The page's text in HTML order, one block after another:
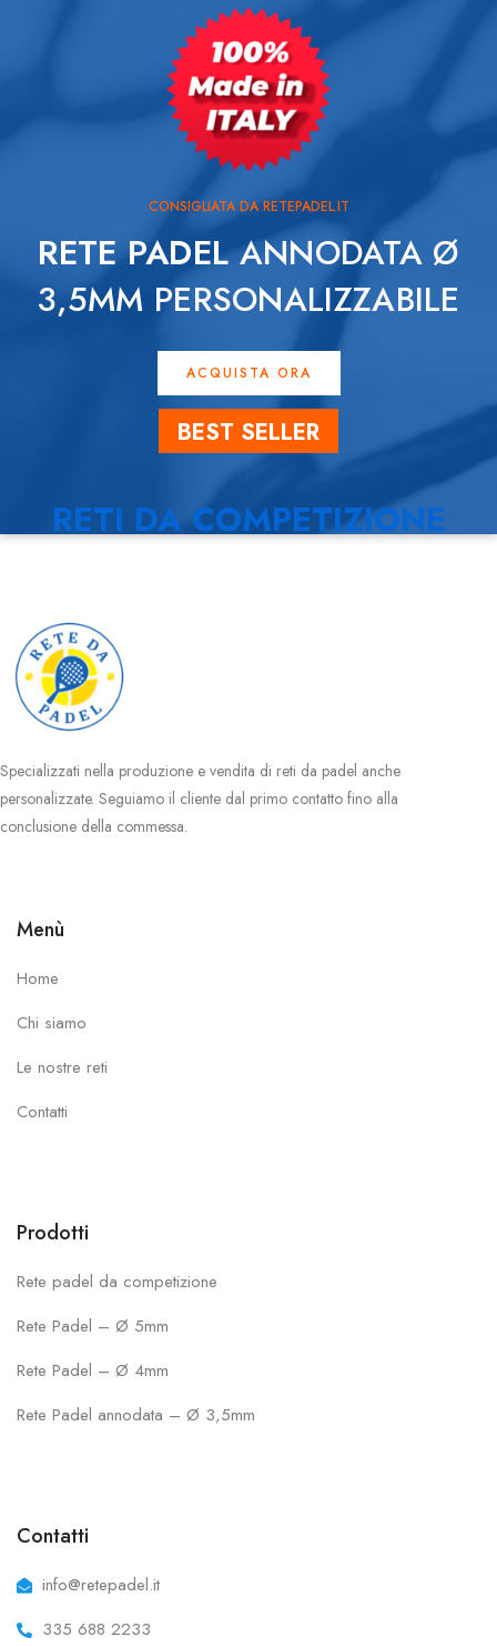
CONSIGLIATA DA RETEPADEL.IT
RETE PADELANNODATA Ø
3,5MM PERSONALIZZABILE
ACQUISTA ORA
BEST SELLER
RETI DA COMPETIZIONE
Specializzati nella produzione e vendita di reti da padel anche
personalizzate. Seguiamo il cliente dal primo contatto fino alla
conclusione della commessa.
Menù
Home
Chi siamo
Le nostre reti
Contatti
Prodotti
Rete padel da competizione
Rete Padel – Ø 5mm
Rete Padel – Ø 4mm
Rete Padel annodata – Ø 3,5mm
Contatti
info@retepadel.it
335 688 2233